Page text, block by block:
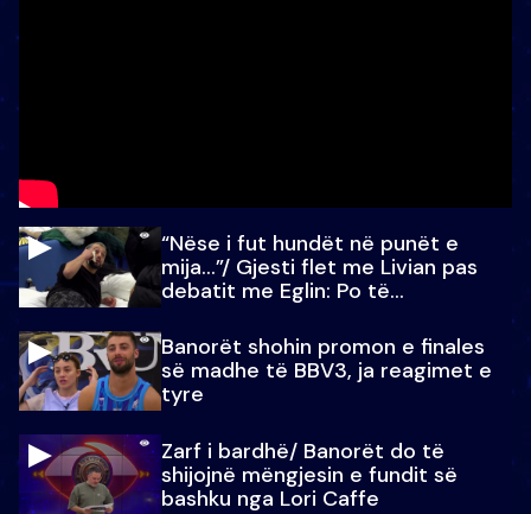
“Nëse i fut hundët në punët e
mija…”/ Gjesti flet me Livian pas
debatit me Eglin: Po të
Banorët shohin promon e finales
së madhe të BBV3, ja reagimet e
tyre
Zarf i bardhë/ Banorët do të
shijojnë mëngjesin e fundit së
bashku nga Lori Caffe